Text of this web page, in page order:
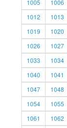
1005
1006
1012
1013
1019
1020
1026
1027
1033
1034
1040
1041
1047
1048
1054
1055
1061
1062